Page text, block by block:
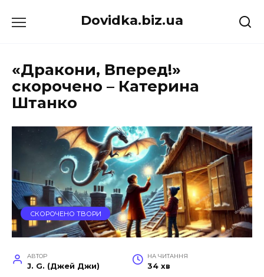
до
Dovidka.biz.ua
«Дракони, Вперед!»
скорочено – Катерина
Штанко
СКОРОЧЕНО ТВОРИ
АВТОР
J. G. (Джей Джи)
НА ЧИТАННЯ
34 хв